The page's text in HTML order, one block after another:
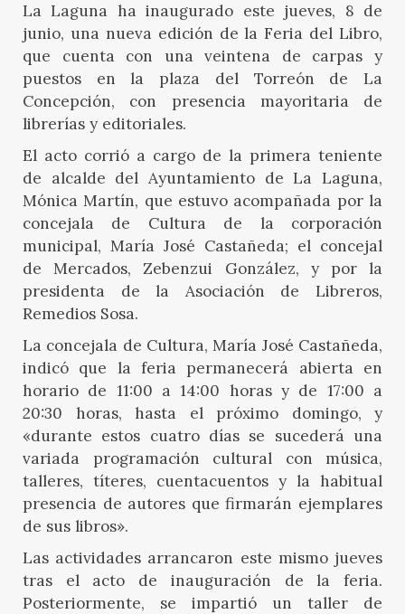
La Laguna ha inaugurado este jueves, 8 de
junio, una nueva edición de la Feria del Libro,
que cuenta con una veintena de carpas y
puestos en la plaza del Torreón de La
Concepción, con presencia mayoritaria de
librerías y editoriales.
El acto corrió a cargo de la primera teniente
de alcalde del Ayuntamiento de La Laguna,
Mónica Martín, que estuvo acompañada por la
concejala de Cultura de la corporación
municipal, María José Castañeda; el concejal
de Mercados, Zebenzui González, y por la
presidenta de la Asociación de Libreros,
Remedios Sosa.
La concejala de Cultura, María José Castañeda,
indicó que la feria permanecerá abierta en
horario de 11:00 a 14:00 horas y de 17:00 a
20:30 horas, hasta el próximo domingo, y
«durante estos cuatro días se sucederá una
variada programación cultural con música,
talleres, títeres, cuentacuentos y la habitual
presencia de autores que firmarán ejemplares
de sus libros».
Las actividades arrancaron este mismo jueves
tras el acto de inauguración de la feria.
Posteriormente, se impartió un taller de